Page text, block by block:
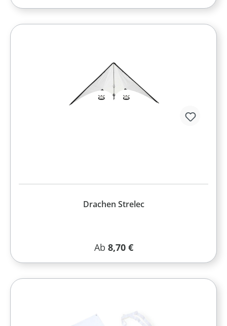
Drachen Strelec
Regulärer Preis:
Ab 8,70 €